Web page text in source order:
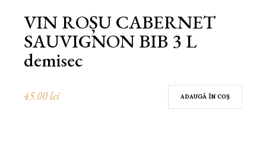
VIN ROȘU CABERNET
SAUVIGNON BIB 3 L
demisec
ADAUGĂ ÎN COȘ
45.00lei